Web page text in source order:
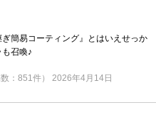
簡易コーティング』とはいえせっか
召喚♪
：851件） 2026年4月14日